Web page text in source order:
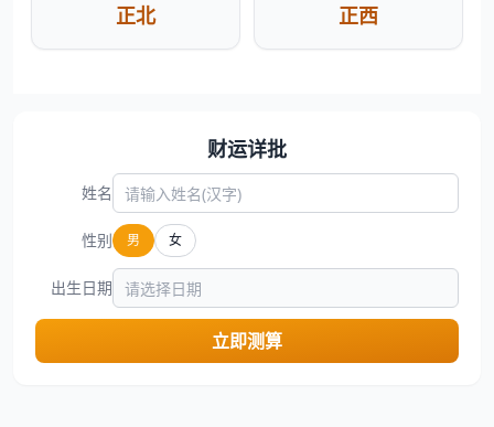
正北 正西
财运详批
姓名
性别 男 女
出生日期
立即测算